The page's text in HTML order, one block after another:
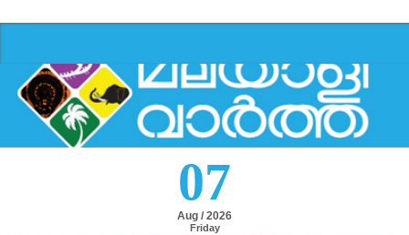
07
Aug / 2026
Friday